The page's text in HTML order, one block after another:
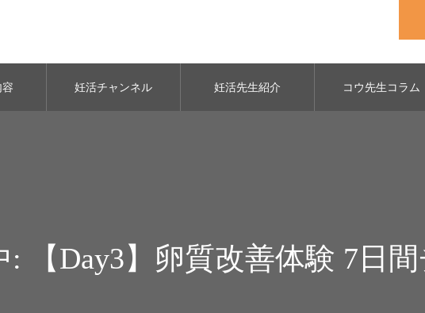
妊活チャンネル 妊活先生紹介 コウ先生コラム
: 【Day3】卵質改善体験 7日